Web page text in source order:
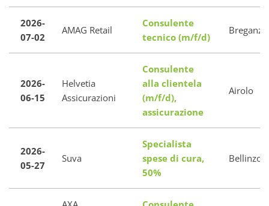
2026-
07-02
AMAG Retail
Consulente
tecnico (m/f/d)
2026-
06-15
Helvetia
Assicurazioni
Consulente
alla clientela
(m/f/d),
assicurazione
Airolo
2026-
05-27
Suva
Specialista
spese di cura,
50%